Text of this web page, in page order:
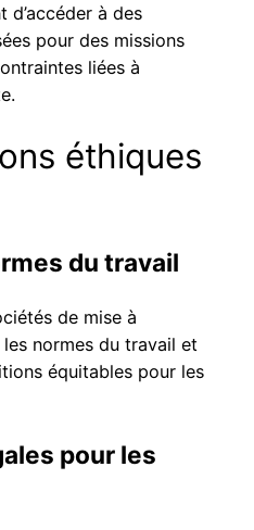
d’accéder à des
pour des missions
liées à
éthiques
du travail
de mise à
normes du travail et
équitables pour les
pour les